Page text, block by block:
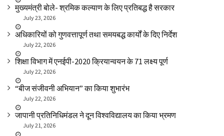
मुख्यमंत्री बोले- श्रमिक कल्याण के लिए प्रतिबद्ध है सरकार
July 23, 2026
अधिकारियों को गुणवत्तापूर्ण तथा समयबद्ध कार्यों के दिए निर्देश
July 22, 2026
शिक्षा विभाग में एनईपी-2020 क्रियान्वयन के 71 लक्ष्य पूर्ण
July 22, 2026
“बीज संजीवनी अभियान” का किया शुभारंभ
July 22, 2026
जापानी प्रतिनिधिमंडल ने दून विश्वविद्यालय का किया भ्रमण
July 21, 2026